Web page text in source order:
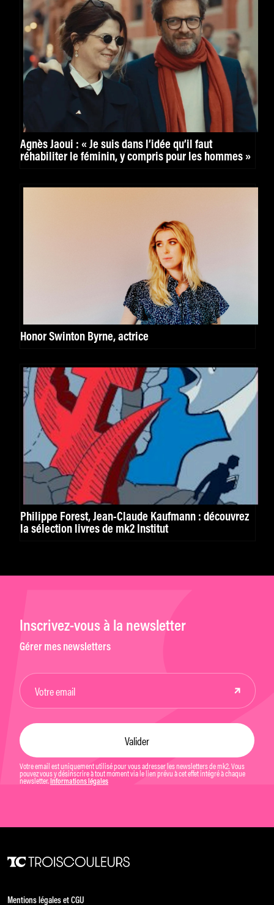
Agnès Jaoui : « Je suis dans l’idée qu’il faut
réhabiliter le féminin, y compris pour les hommes »
Honor Swinton Byrne, actrice
Philippe Forest, Jean-Claude Kaufmann : découvrez
la sélection livres de mk2 Institut
Inscrivez-vous à la newsletter
Gérer mes newsletters
Votre email est uniquement utilisé pour vous adresser les newsletters de mk2. Vous
pouvez vous y désinscrire à tout moment via le lien prévu à cet effet intégré à chaque
newsletter. Informations légales
Mentions légales et CGU